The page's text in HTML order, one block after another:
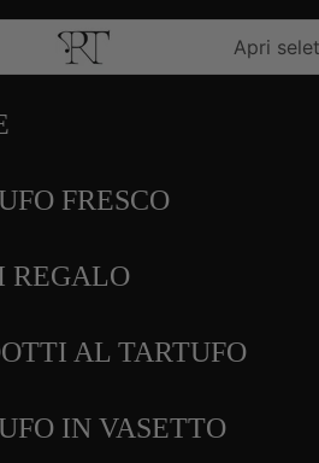
Apri
FRESCO
REGALO
AL TARTUFO
IN VASETTO